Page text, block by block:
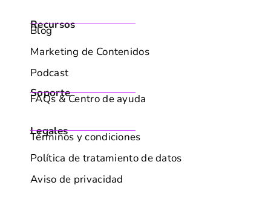
Recursos
Blog
Marketing de Contenidos
Podcast
Soporte
FAQs & Centro de ayuda
Legales
Términos y condiciones
Política de tratamiento de datos
Aviso de privacidad